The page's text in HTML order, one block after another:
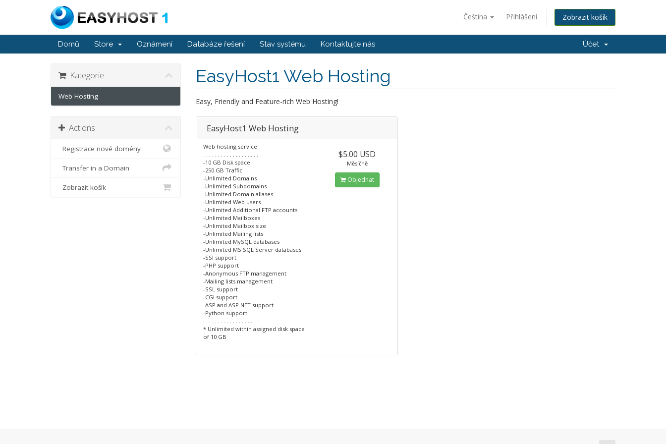
Čeština Přihlášení Zobrazit košík
Domů Store Oznámení Databáze řešení Stav systému Kontaktujte nás Účet
EasyHost1 Web Hosting
Easy, Friendly and Feature-rich Web Hosting!
Kategorie
Web Hosting
Actions
Registrace nové domény
Transfer in a Domain
Zobrazit košík
EasyHost1 Web Hosting
Web hosting service
. . . . . . . . . . . . . . . . . . .
-10 GB Disk space
-250 GB Traffic
-Unlimited Domains
-Unlimited Subdomains
-Unlimited Domain aliases
-Unlimited Web users
-Unlimited Additional FTP accounts
-Unlimited Mailboxes
-Unlimited Mailbox size
-Unlimited Mailing lists
-Unlimited MySQL databases
-Unlimited MS SQL Server databases
-SSI support
-PHP support
-Anonymous FTP management
-Mailing lists management
-SSL support
-CGI support
-ASP and ASP.NET support
-Python support
. . . . . . . . . . . . . . . . .
* Unlimited within assigned disk space
of 10 GB
$5.00 USD
Měsíčně
Objednat